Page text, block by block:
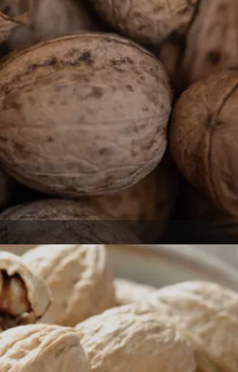
ಶಕ್ತಿ
ಅನ್ನು ನೆನೆಸಿ ತಿನ್ನುವುದು
ಹೆಚ್ಚಿಸಲು ಸಹಾಯ
ಮಾಡುತ್ತದೆ.